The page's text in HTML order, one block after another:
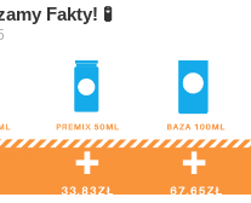
Fakty! 🧪